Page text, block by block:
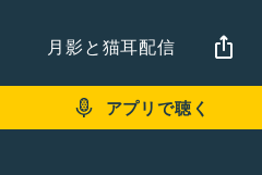
月影と猫耳配信
アプリで聴く